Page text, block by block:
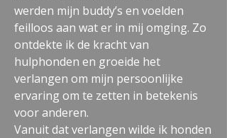
werden mijn buddy’s en voelden
feilloos aan wat er in mij omging. Zo
ontdekte ik de kracht van
hulphonden en groeide het
verlangen om mijn persoonlijke
ervaring om te zetten in betekenis
voor anderen.
Vanuit dat verlangen wilde ik honden